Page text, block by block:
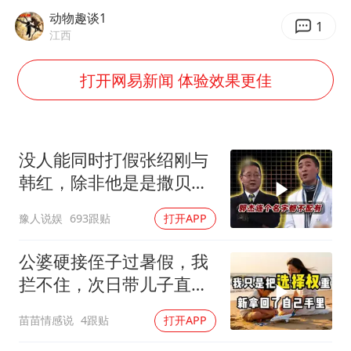
22岁女生南太行山失联已超十天
汕头市政府被约谈
蜜雪冰城员工抽烟收银 门店现已停业
嘲讽周星驰无儿女没朋友 李修贤道歉
董路致歉：泰国10岁黑人父母是伪造的
坚持党全面领导和党中央集中统一领导
动物趣谈1
江西 1
打开网易新闻 体验效果更佳
没人能同时打假张绍刚与
韩红，除非他是是撒贝
豫人说娱 693跟贴 打开APP
公婆硬接侄子过暑假，我
拦不住，次日带儿子直飞
苗苗情感说 4跟贴 打开APP